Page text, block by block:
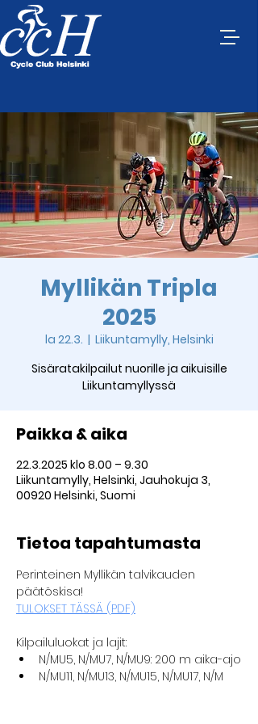
Myllikän Tripla
2025
la 22.3.
  |
Liikuntamylly, Helsinki
Sisäratakilpailut nuorille ja aikuisille
Liikuntamyllyssä
Paikka & aika
22.3.2025 klo 8.00 – 9.30
Liikuntamylly, Helsinki, Jauhokuja 3,
00920 Helsinki, Suomi
Tietoa tapahtumasta
Perinteinen Myllikän talvikauden
päätöskisa!
TULOKSET TÄSSÄ (PDF)
Kilpailuluokat ja lajit:
N/MU5, N/MU7, N/MU9: 200 m aika-ajo
N/MU11, N/MU13, N/MU15, N/MU17, N/M